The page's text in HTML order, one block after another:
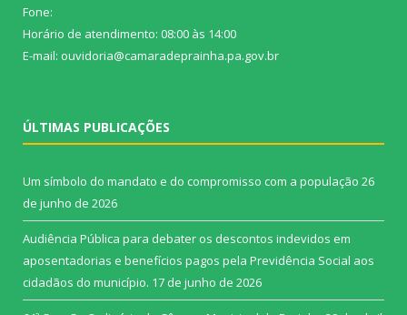
Fone:
Horário de atendimento: 08:00 às 14:00
E-mail: ouvidoria@camaradeprainha.pa.gov.br
ÚLTIMAS PUBLICAÇÕES
Um símbolo do mandato e do compromisso com a população 26
de junho de 2026
Audiência Pública para debater os descontos indevidos em
aposentadorias e benefícios pagos pela Previdência Social aos
cidadãos do município. 17 de junho de 2026